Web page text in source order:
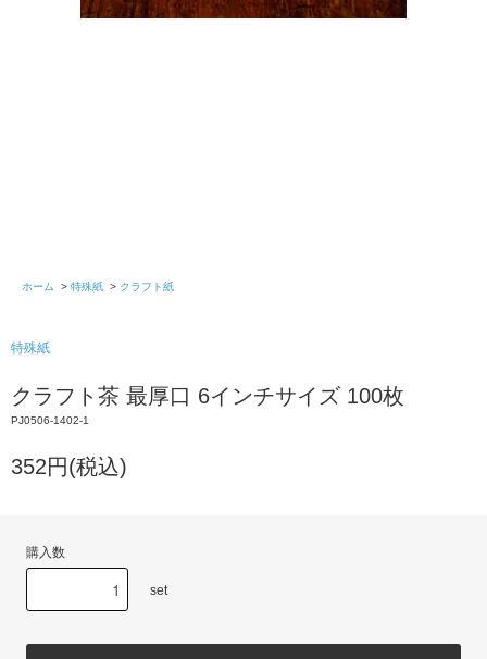
ホーム > 特殊紙 > クラフト紙
特殊紙
クラフト茶 最厚口 6インチサイズ 100枚
PJ0506-1402-1
352円(税込)
購入数
set